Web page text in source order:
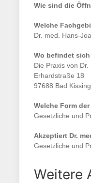
Wie sind die
Welche
Dr. med. Hans-
Wo befindet
Die Praxis von Dr.
Erhardstraße 18
97688 Bad
Welche Form
Gesetzliche und
Akzeptiert Dr.
Gesetzliche und
Weitere